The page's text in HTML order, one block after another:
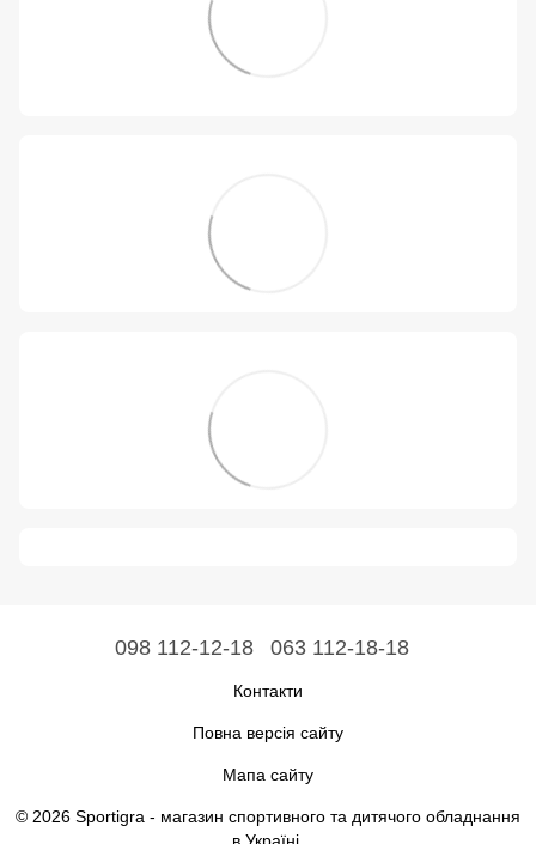
098 112-12-18 063 112-18-18
Контакти
Повна версія сайту
Мапа сайту
© 2026 Sportigra - магазин спортивного та дитячого обладнання